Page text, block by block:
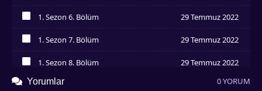
1. Sezon 6. Bölüm 29 Temmuz 2022
1. Sezon 7. Bölüm 29 Temmuz 2022
İzledim
1. Sezon 8. Bölüm 29 Temmuz 2022
1. Sezon 9. Bölüm 29 Temmuz 2022
Yorumlar 0 YORUM